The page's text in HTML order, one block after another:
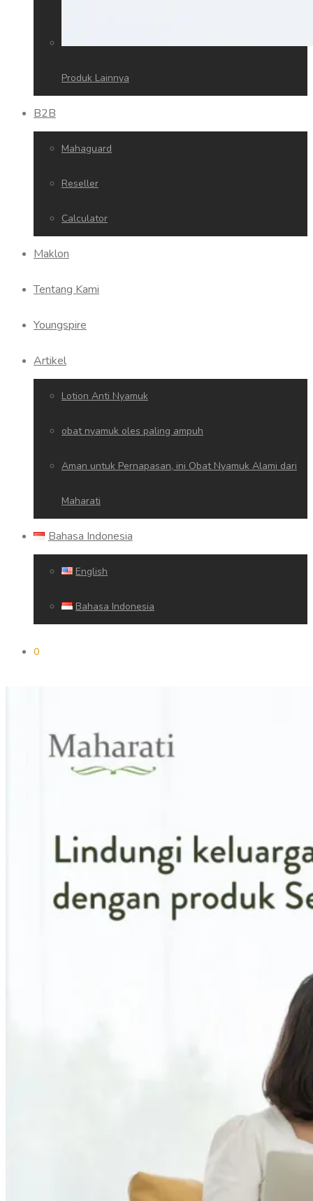
Produk Lainnya
B2B
Mahaguard
Reseller
Calculator
Maklon
Tentang Kami
Youngspire
Artikel
Lotion Anti Nyamuk
obat nyamuk oles paling ampuh
Aman untuk Pernapasan, ini Obat Nyamuk Alami dari
Maharati
Bahasa Indonesia
English
Bahasa Indonesia
0